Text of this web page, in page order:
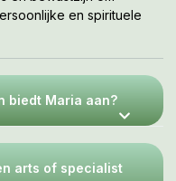
en spirituele
biedt Maria aan?
arts of specialist